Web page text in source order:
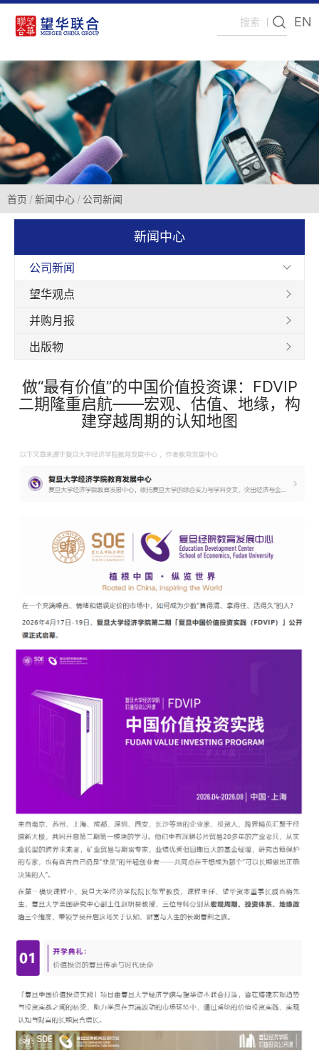
EN
首页 新闻中心 公司新闻
新闻中心
公司新闻
望华观点
并购月报
出版物
做“最有价值”的中国价值投资课：FDVIP
二期隆重启航——宏观、估值、地缘，构
建穿越周期的认知地图